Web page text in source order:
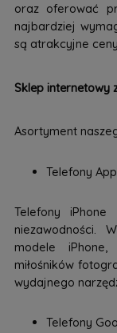
oraz oferować
najbardziej
są atrakcyjne
Sklep internetowy
Asortyment
Telefony
Telefony
niezawodności.
modele
miłośników
wydajnego
Telefony